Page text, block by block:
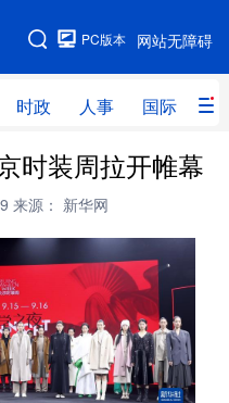
网站无障碍
PC版本
时政 人事 国际 财
图
时政 人事
网评
全球连线 教育
量子 体育
健康 军事
图片 政务
时装周拉开帷幕
来源： 新华网